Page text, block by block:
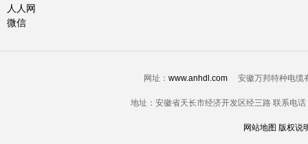
人人网
微信
网址： www.anhdl.com安徽万邦特种电缆有
地址：安徽省天长市经济开发区经三路 联系电
网站地图 版权说